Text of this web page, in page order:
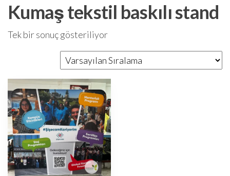
Kumaş tekstil baskılı stand
Tek bir sonuç gösteriliyor